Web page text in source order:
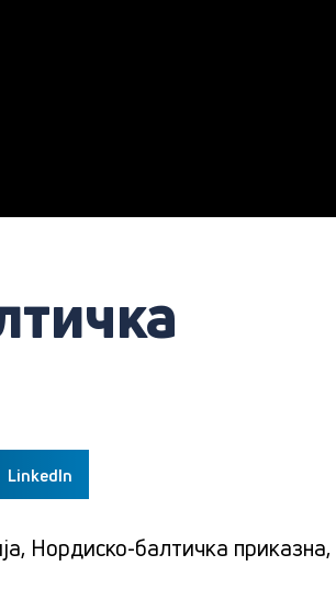
LinkedIn
, Нордиско-балтичка приказна,